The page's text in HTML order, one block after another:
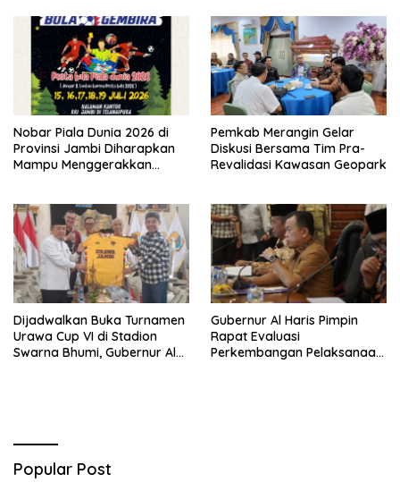
Nobar Piala Dunia 2026 di
Provinsi Jambi Diharapkan
Mampu Menggerakkan
Pemkab Merangin Gelar
Diskusi Bersama Tim Pra-
Revalidasi Kawasan Geopark
Dijadwalkan Buka Turnamen
Urawa Cup VI di Stadion
Swarna Bhumi, Gubernur Al
Gubernur Al Haris Pimpin
Rapat Evaluasi
Perkembangan Pelaksanaan
Popular Post